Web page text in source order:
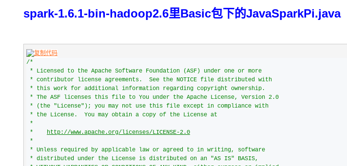
spark-1.6.1-bin-hadoop2.6里Basic包下的JavaSparkPi.java
/*
* http://www.apache.org/licenses/LICENSE-2.0
大模型服务
个人版上线、团队版降价；千问3.8-Max首发发尝鲜
千问AI平台-模型体验
在线体验全尺寸、多种模态的模型效果
AI 应用构建
大模型服务平台百炼-智能体
大数据计算
媒体服务
企业服务与云通信
域名与网站
Serverless
云防火墙
企业出海
政企业务
140+云产品 免费试用
大模型ACA认证体验
AI空中课堂在线直播课堂（旗舰版）
开发者生态解决方案
AI 开发和 AI 应用解决方案
CRM
广告营销
入门学习赛